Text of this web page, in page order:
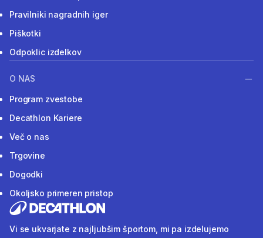
Pravilniki nagradnih iger
Piškotki
Odpoklic izdelkov
O NAS
Program zvestobe
Decathlon Kariere
Več o nas
Trgovine
Dogodki
Okoljsko primeren pristop
Vi se ukvarjate z najljubšim športom, mi pa izdelujemo